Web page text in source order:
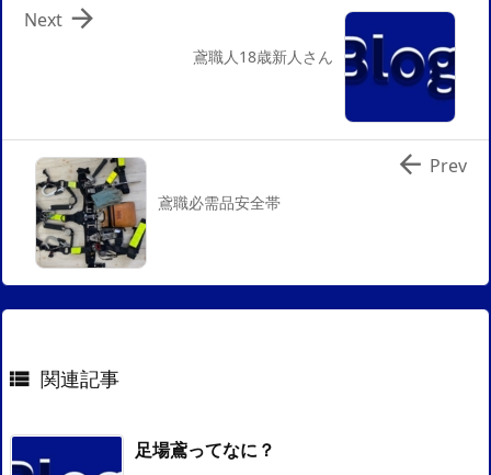
鳶職人18歳新人さん

Next
鳶職必需品安全帯
 Prev
 関連記事
足場鳶ってなに？